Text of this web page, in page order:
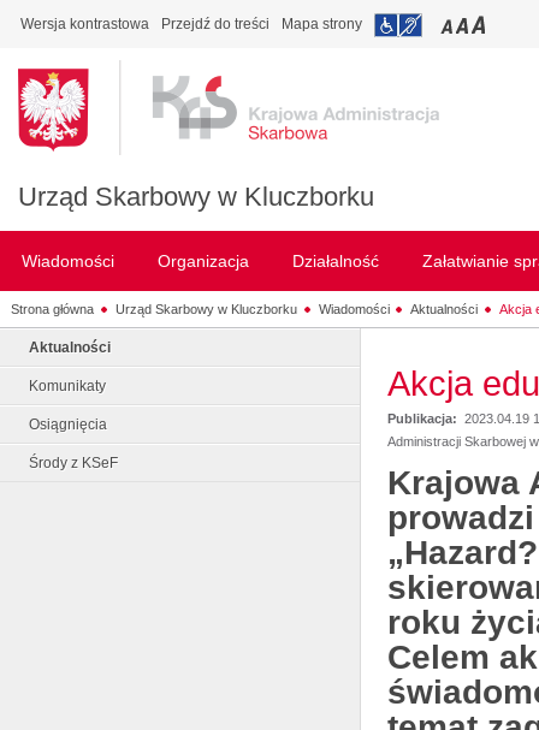
Wersja kontrastowa Przejdź do treści Mapa strony
Urząd Skarbowy w Kluczborku
Wiadomości Organizacja Działalność Załatwianie
Strona główna Urząd Skarbowy w Kluczborku Wiadomości Aktualności Akcja
Aktualności
Komunikaty
Osiągnięcia
Środy z KSeF
Akcja
Publikacja: 2023.04.19
Administracji Skarbowej
Krajowa
roku
Celem